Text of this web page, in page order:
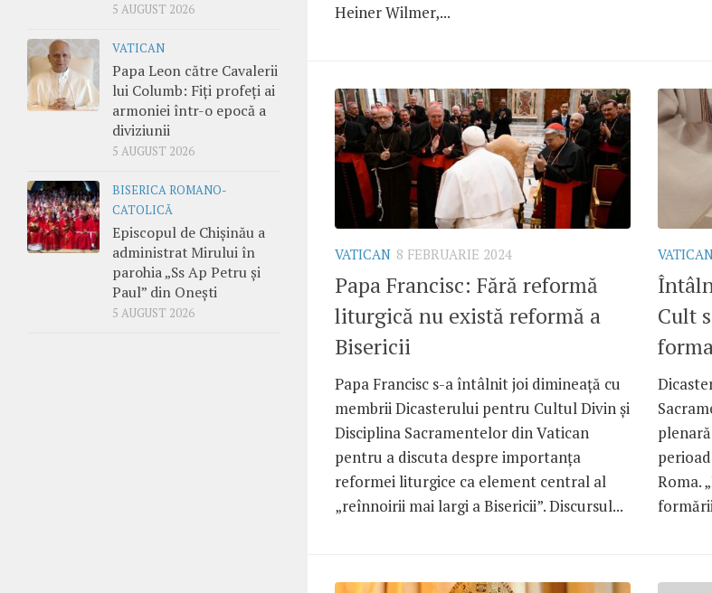
Heiner Wilmer,...
VATICAN 8 FEBRUARIE 2024
Papa Francisc: Fără reformă
liturgică nu există reformă a
Bisericii
Papa Francisc s-a întâlnit joi dimineață cu
membrii Dicasterului pentru Cultul Divin și
Disciplina Sacramentelor din Vatican
pentru a discuta despre importanța
reformei liturgice ca element central al
„reînnoirii mai largi a Bisericii”. Discursul...
Cult
Roma.
5 AUGUST 2026
VATICAN
Papa Leon către Cavalerii
lui Columb: Fiți profeți ai
armoniei într-o epocă a
diviziunii
5 AUGUST 2026
BISERICA ROMANO-
CATOLICĂ
Episcopul de Chișinău a
administrat Mirului în
parohia „Ss Ap Petru și
Paul” din Onești
5 AUGUST 2026